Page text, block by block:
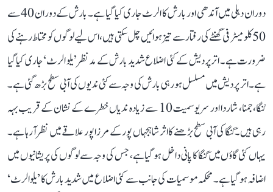
دوران دہلی میں آندھی اور بارش کا الرٹ جاری کیا گیا ہے۔ بارش کے دوران 40 سے
50 کلو میٹر فی گھنٹے کی رفتار سے تیز ہوائیں چل سکتی ہیں، اس لیے لوگوں کو محتاط رہنے کی
ضرورت ہے۔ اتر پردیش کے کئی اضلاع شدید بارش کے مدنظر ’یلو الرٹ‘ جاری کیا گیا
ہے۔ اتر پردیش میں مسلسل ہو رہی بارش کی وجہ سے کئی ندیوں کی آبی سطح بڑھ گئی ہے۔
گنگا، جمنا، شاردا اور سریو سمیت 10 سے زیادہ ندیاں خطرے کے نشان کے قریب بہہ
رہی ہیں۔ گنگا کی آبی سطح بڑھنے کا اثر شاہجہاں پور کے مرزا پور علاقے میں نظر آرہا ہے۔
یہاں کئی گاؤں میں گنگا کا پانی داخل ہو گیا ہے، جس کی وجہ سے لوگوں کی پریشانیوں میں
اضافہ ہو گیا ہے۔ محکمہ موسمیات کی جانب سے کئی اضلاع میں شدید بارش کا ’یلو الرٹ‘